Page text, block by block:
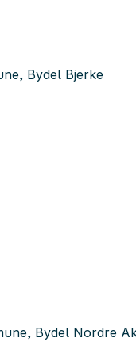
Bydel Bjerke
Bydel Nordre